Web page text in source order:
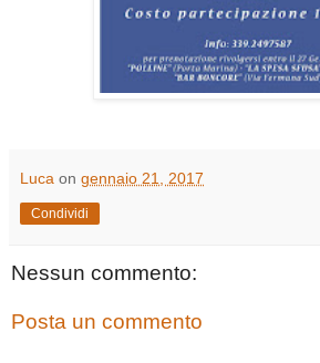
Luca on gennaio 21, 2017
Condividi
Nessun commento:
Posta un commento